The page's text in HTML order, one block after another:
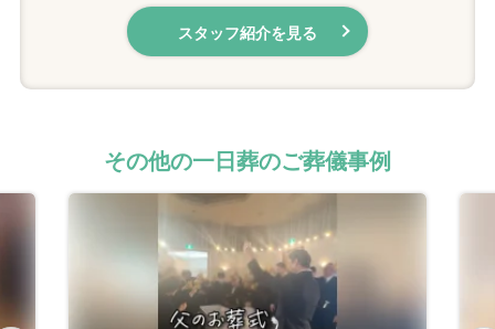
スタッフ紹介を見る
その他の一日葬のご葬儀事例